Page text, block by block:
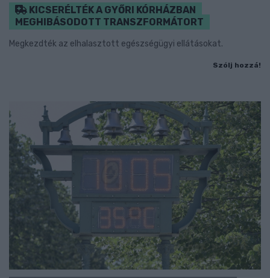
KICSERÉLTÉK A GYŐRI KÓRHÁZBAN
MEGHIBÁSODOTT TRANSZFORMÁTORT
Megkezdték az elhalasztott egészségügyi ellátásokat.
Szólj hozzá!